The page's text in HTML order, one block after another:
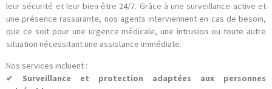
leur sécurité et leur bien-être 24/7. Grâce à une surveillance active et
une présence rassurante, nos agents interviennent en cas de besoin,
que ce soit pour une urgence médicale, une intrusion ou toute autre
situation nécessitant une assistance immédiate.
Nos services incluent :
✔ Surveillance et protection adaptées aux personnes